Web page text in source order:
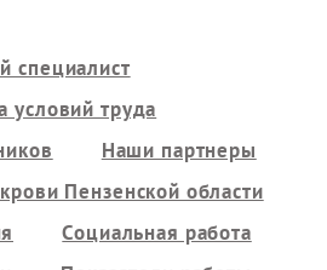
специалист
условий труда
Наши партнеры
Пензенской области
Социальная работа